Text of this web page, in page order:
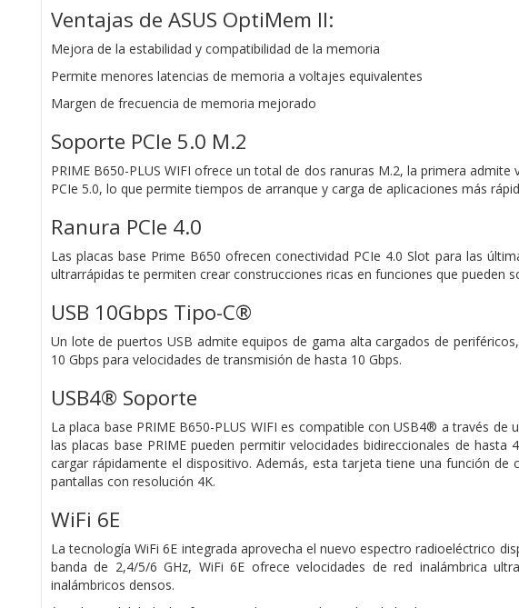
Ventajas de ASUS OptiMem II:
Mejora de la estabilidad y compatibilidad de la memoria
Permite menores latencias de memoria a voltajes equivalentes
Margen de frecuencia de memoria mejorado
Soporte PCIe 5.0 M.2
PRIME B650-PLUS WIFI ofrece un total de dos ranuras M.2, la primera
PCIe 5.0, lo que permite tiempos de arranque y carga de aplicaciones más
Ranura PCIe 4.0
Las placas base Prime B650 ofrecen conectividad PCIe 4.0 Slot para las
ultrarrápidas te permiten crear construcciones ricas en funciones que pueden
USB 10Gbps Tipo-C®
Un lote de puertos USB admite equipos de gama alta cargados de
10 Gbps para velocidades de transmisión de hasta 10 Gbps.
USB4® Soporte
La placa base PRIME B650-PLUS WIFI es compatible con USB4® a través
las placas base PRIME pueden permitir velocidades bidireccionales de
cargar rápidamente el dispositivo. Además, esta tarjeta tiene una función
pantallas con resolución 4K.
WiFi 6E
La tecnología WiFi 6E integrada aprovecha el nuevo espectro radioeléctrico
banda de 2,4/5/6 GHz, WiFi 6E ofrece velocidades de red inalámbrica
inalámbricos densos.